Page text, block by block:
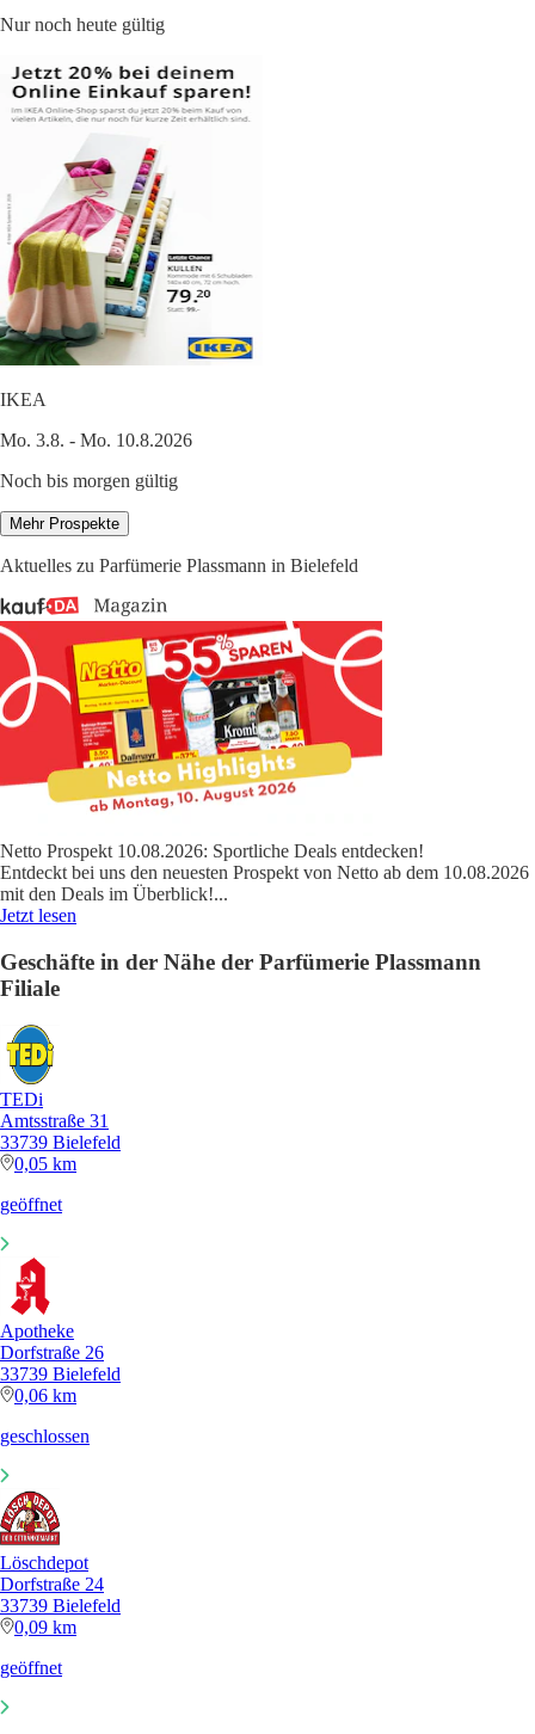
Nur noch heute gültig
IKEA
Mo. 3.8. - Mo. 10.8.2026
Noch bis morgen gültig
Mehr Prospekte
Aktuelles zu Parfümerie Plassmann in Bielefeld
Netto Prospekt 10.08.2026: Sportliche Deals entdecken!
Entdeckt bei uns den neuesten Prospekt von Netto ab dem 10.08.2026
mit den Deals im Überblick!...
Jetzt lesen
Geschäfte in der Nähe der Parfümerie Plassmann
Filiale
TEDi
Amtsstraße 31
33739 Bielefeld
0,05 km
geöffnet
Apotheke
Dorfstraße 26
33739 Bielefeld
0,06 km
geschlossen
Löschdepot
Dorfstraße 24
33739 Bielefeld
0,09 km
geöffnet